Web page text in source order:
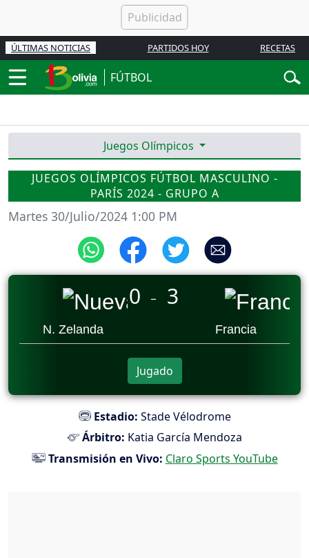
ÚLTIMAS NOTICIAS PARTIDOS HOY RECETAS
FÚTBOL
Juegos Olímpicos
JUEGOS OLÍMPICOS FÚTBOL MASCULINO -
PARÍS 2024 - GRUPO A
Martes 30/Julio/2024 1:00 PM
N. Zelanda
0 _ 3
Francia
Jugado
Estadio: Stade Vélodrome
Árbitro: Katia García Mendoza
Transmisión en Vivo: Claro Sports YouTube